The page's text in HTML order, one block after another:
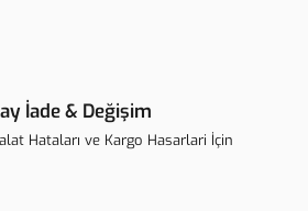
İade & Değişim
Hataları ve Kargo Hasarlari İçin